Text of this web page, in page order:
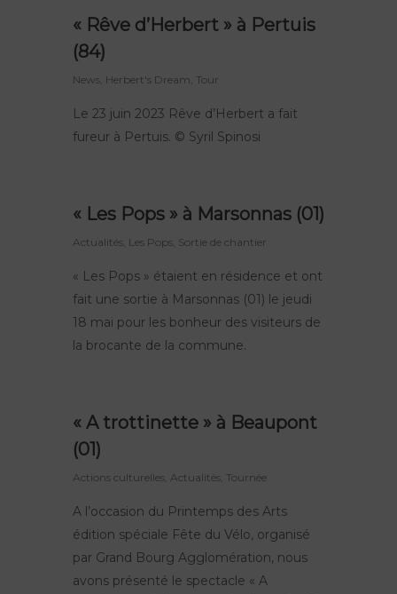
« Rêve d’Herbert » à Pertuis
(84)
News Herbert's Dream ,Tour
Le 23 juin 2023 Rêve d’Herbert a fait
fureur à Pertuis. © Syril Spinosi
« Les Pops » à Marsonnas (01)
Actualités Les Pops Sortie de chantier
« Les Pops » étaient en résidence et ont
fait une sortie à Marsonnas (01) le jeudi
18 mai pour les bonheur des visiteurs de
la brocante de la commune.
« A trottinette » à Beaupont
(01)
Actions culturelles Actualités ,Tournée
A l’occasion du Printemps des Arts
édition spéciale Fête du Vélo, organisé
par Grand Bourg Agglomération, nous
avons présenté le spectacle « A